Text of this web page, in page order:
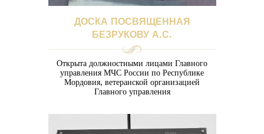
ДОСКА ПОСВЯЩЕННАЯ
БЕЗРУКОВУ А.С.
Открыта должностными лицами Главного
управления МЧС России по Республике
Мордовия, ветеранской организацией
Главного управления